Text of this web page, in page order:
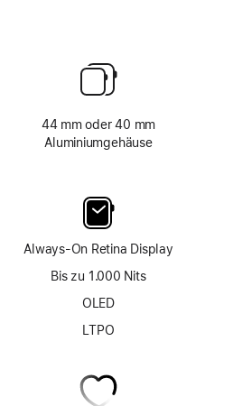
44 mm oder 40 mm
Aluminiumgehäuse
Always-On Retina Display
Bis zu 1.000 Nits
OLED
LTPO